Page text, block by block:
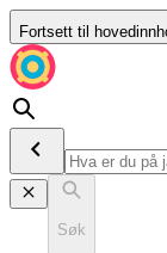
Fortsett til
Søk